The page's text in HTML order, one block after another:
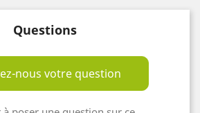
Questions
nous votre question